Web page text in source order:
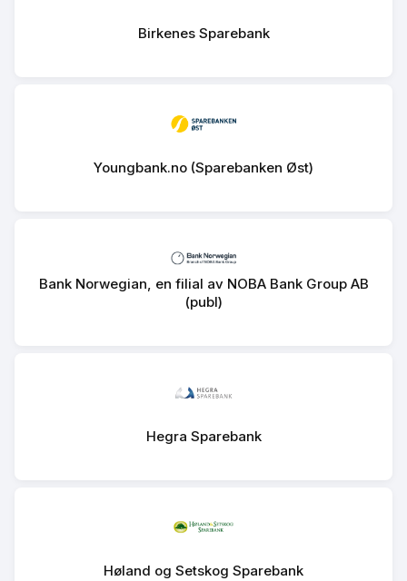
Birkenes Sparebank
Youngbank.no (Sparebanken Øst)
Bank Norwegian, en filial av NOBA Bank Group AB
(publ)
Hegra Sparebank
Høland og Setskog Sparebank